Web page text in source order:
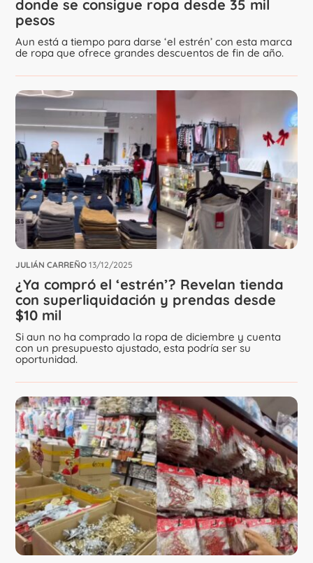
donde se consigue ropa desde 35 mil
pesos
Aun está a tiempo para darse ‘el estrén’ con esta marca
de ropa que ofrece grandes descuentos de fin de año.
JULIÁN CARREÑO 13/12/2025
¿Ya compró el ‘estrén’? Revelan tienda
con superliquidación y prendas desde
$10 mil
Si aun no ha comprado la ropa de diciembre y cuenta
con un presupuesto ajustado, esta podría ser su
oportunidad.